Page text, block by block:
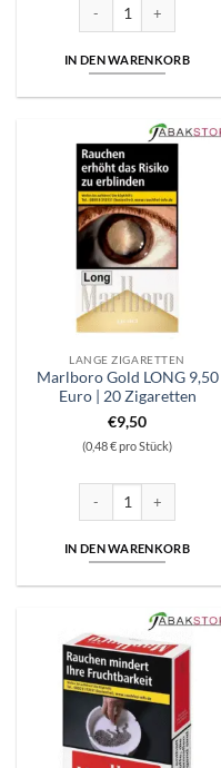
IN DEN WARENKORB
LANGE ZIGARETTEN
Marlboro Gold LONG 9,50
Euro | 20 Zigaretten
€9,50
(0,48 € pro Stück)
Marlboro Gold LONG
IN DEN WARENKORB